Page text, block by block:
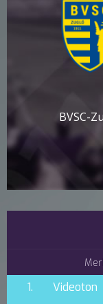
BVSC-
1. Videoton